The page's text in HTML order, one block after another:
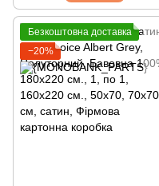
Безкоштовна доставка
−20%